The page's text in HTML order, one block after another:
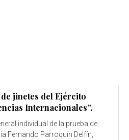
jinetes del Ejército
Internacionales”.
individual de la prueba de
Fernando Parroquín Delfín,